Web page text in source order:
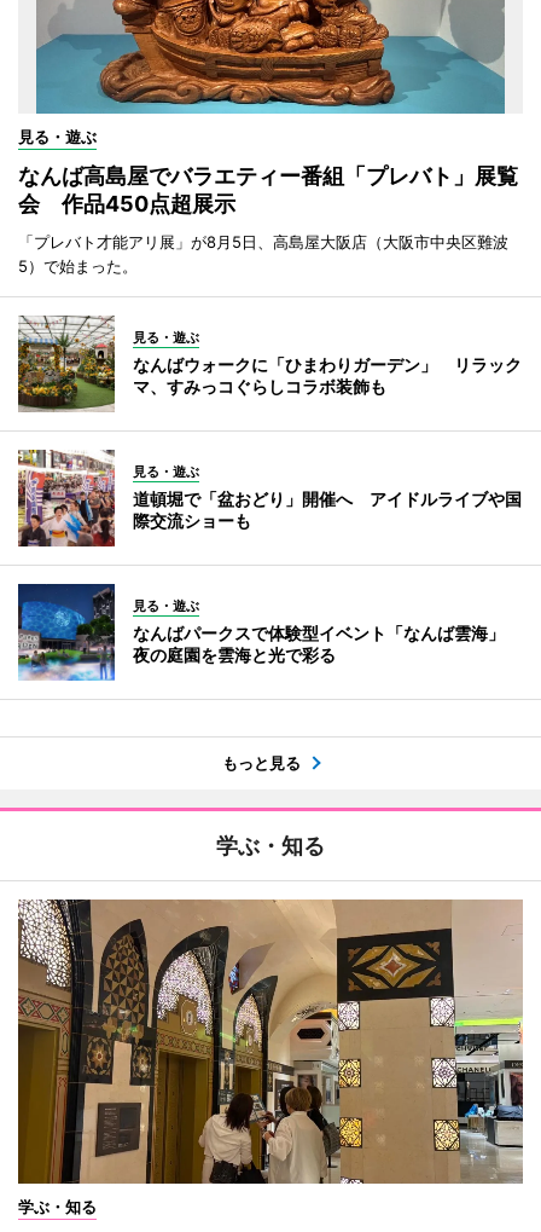
見る・遊ぶ
なんば高島屋でバラエティー番組「プレバト」展覧
会 作品450点超展示
「プレバト才能アリ展」が8月5日、高島屋大阪店（大阪市中央区難波
5）で始まった。
見る・遊ぶ
なんばウォークに「ひまわりガーデン」 リラック
マ、すみっコぐらしコラボ装飾も
見る・遊ぶ
道頓堀で「盆おどり」開催へ アイドルライブや国
際交流ショーも
見る・遊ぶ
なんばパークスで体験型イベント「なんば雲海」
夜の庭園を雲海と光で彩る
もっと見る
学ぶ・知る
学ぶ・知る